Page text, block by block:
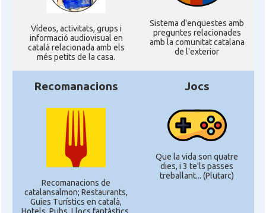
Ví­deos, activitats, grups i
informació audiovisual en
català relacionada amb els
més petits de la casa.
Sistema d'enquestes amb
preguntes relacionades
amb la comunitat catalana
de l'exterior
Recomanacions
Recomanacions de
catalansalmon; Restaurants,
Guies Turístics en català,
Jocs
Que la vida son quatre
dies, i 3 te'ls passes
treballant... (Plutarc)